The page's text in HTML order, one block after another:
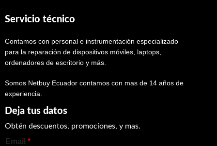
Servicio técnico
Contamos con personal e instrumentación especializado
para la reparación de dispositivos móviles, laptops,
ordenadores de escritorio y más.
Somos Netbuy Ecuador contamos con mas de 14 años de
experiencia.
Deja tus datos
Obtén descuentos, promociones, y mas.
Email *